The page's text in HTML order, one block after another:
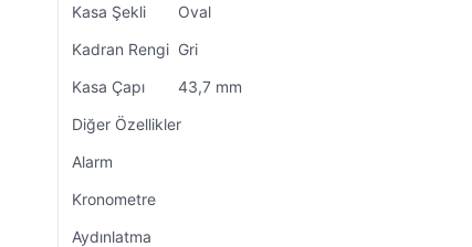
Kasa Şekli
Oval
Kadran Rengi Gri
Kasa Çapı
43,7 mm
Diğer Özellikler
Alarm
Kronometre
Aydınlatma